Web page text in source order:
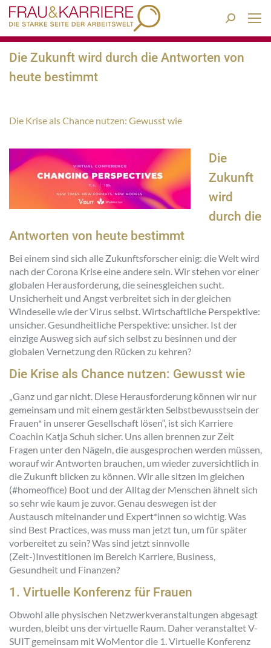
Search:
Die Zukunft wird durch die Antworten von
heute bestimmt
Die Krise als Chance nutzen: Gewusst wie
Die
Zukunft
wird
durch die
Antworten von heute bestimmt
Bei einem sind sich alle Zukunftsforscher einig: die Welt wird
nach der Corona Krise eine andere sein. Wir stehen vor einer
globalen Herausforderung, die seinesgleichen sucht.
Unsicherheit und Angst verbreitet sich in der gleichen
Windeseile wie der Virus selbst. Wirtschaftliche Perspektive:
unsicher. Gesundheitliche Perspektive: unsicher. Ist der
einzige Ausweg sich auf sich selbst zu besinnen und der
globalen Vernetzung den Rücken zu kehren?
Die Krise als Chance nutzen: Gewusst wie
„Ganz und gar nicht. Diese Herausforderung können wir nur
gemeinsam und mit einem gestärkten Selbstbewusstsein der
Frauen* in unserer Gesellschaft lösen“, ist sich Karriere
Coachin Katja Schuh sicher. Uns allen brennen zur Zeit
Fragen unter den Nägeln, die ausgesprochen werden müssen,
worauf wir Antworten brauchen, um wieder zuversichtlich in
die Zukunft blicken zu können. Wir alle sitzen im gleichen
(#homeoffice) Boot und der Alltag der Menschen ähnelt sich
so sehr wie kaum je zuvor. Genau deswegen ist der
Austausch miteinander und Expert*innen so wichtig. Was
sind Best Practices, was muss man jetzt tun, um für später
vorbereitet zu sein? Was sind jetzt sinnvolle
(Zeit-)Investitionen im Bereich Karriere, Business,
Gesundheit und Finanzen?
1. Virtuelle Konferenz für Frauen
Obwohl alle physischen Netzwerkveranstaltungen abgesagt
wurden, bleibt uns der virtuelle Raum. Daher veranstaltet V-
SUIT gemeinsam mit WoMentor die 1. Virtuelle Konferenz